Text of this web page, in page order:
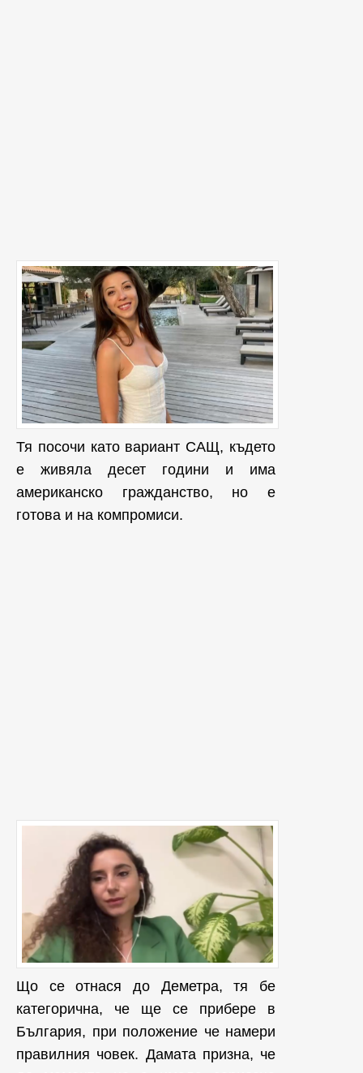
Тя посочи като вариант САЩ, където
е живяла десет години и има
американско гражданство, но е
готова и на компромиси.
Що се отнася до Деметра, тя бе
категорична, че ще се прибере в
България, при положение че намери
правилния човек. Дамата призна, че